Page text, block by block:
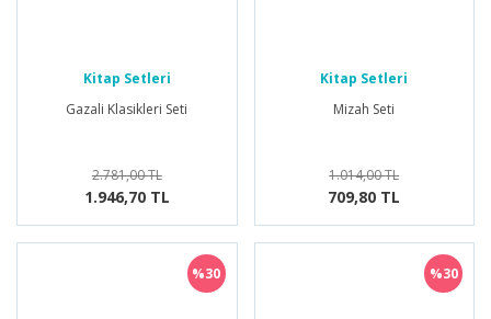
Kitap Setleri
Gazali Klasikleri Seti
2.781,00 TL
1.946,70 TL
Kitap Setleri
Mizah Seti
1.014,00 TL
709,80 TL
%30 %30